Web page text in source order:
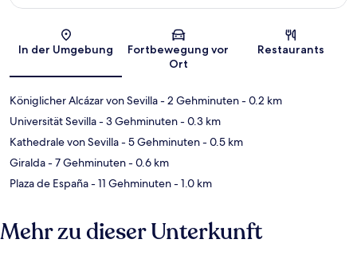
Karte
In der Umgebung
Fortbewegung vor
Ort
Restaurants
Königlicher Alcázar von Sevilla- 2 Gehminuten- 0.2 km
Universität Sevilla- 3 Gehminuten- 0.3 km
Kathedrale von Sevilla- 5 Gehminuten- 0.5 km
Giralda- 7 Gehminuten- 0.6 km
Plaza de España- 11 Gehminuten- 1.0 km
Mehr zu dieser Unterkunft